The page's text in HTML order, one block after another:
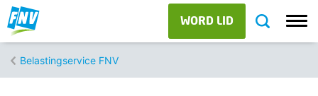
WORD LID
Belastingservice FNV